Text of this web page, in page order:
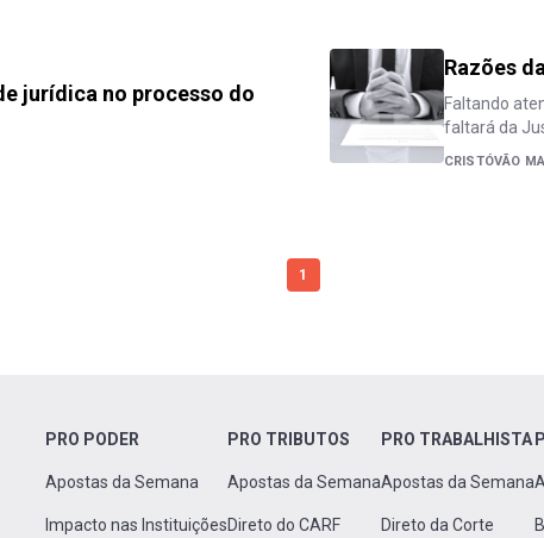
jurídica no processo do
Razões
Faltando
faltará da
CRISTÓVÃO
1
PRO PODER
Apostas da Semana
Impacto nas Instituições
PRO TRIBUTOS
Apostas da Semana
Direto do CARF
PRO TRABALHISTA
Apostas da Semana
Direto da Corte